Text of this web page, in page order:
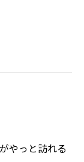
やっと訪れる